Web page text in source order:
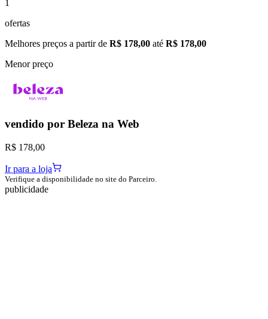
1
ofertas
Melhores preços a partir de R$ 178,00 até R$ 178,00
Menor preço
vendido por Beleza na Web
R$ 178,00
Ir para a loja
Verifique a disponibilidade no site do Parceiro.
publicidade